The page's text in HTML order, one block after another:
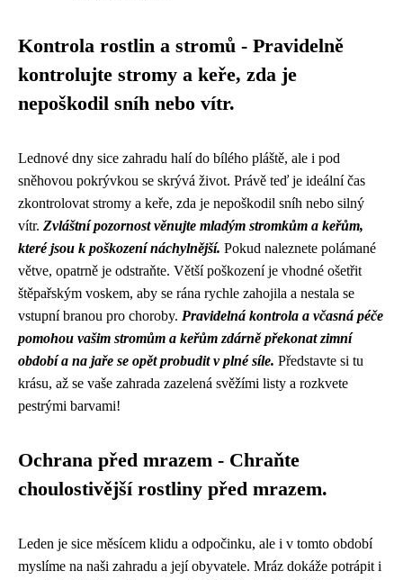
Kontrola rostlin a stromů - Pravidelně
kontrolujte stromy a keře, zda je
nepoškodil sníh nebo vítr.
Lednové dny sice zahradu halí do bílého pláště, ale i pod
sněhovou pokrývkou se skrývá život. Právě teď je ideální čas
zkontrolovat stromy a keře, zda je nepoškodil sníh nebo silný
vítr. Zvláštní pozornost věnujte mladým stromkům a keřům,
které jsou k poškození náchylnější. Pokud naleznete polámané
větve, opatrně je odstraňte. Větší poškození je vhodné ošetřit
štěpařským voskem, aby se rána rychle zahojila a nestala se
vstupní branou pro choroby. Pravidelná kontrola a včasná péče
pomohou vašim stromům a keřům zdárně překonat zimní
období a na jaře se opět probudit v plné síle. Představte si tu
krásu, až se vaše zahrada zazelená svěžími listy a rozkvete
pestrými barvami!
Ochrana před mrazem - Chraňte
choulostivější rostliny před mrazem.
Leden je sice měsícem klidu a odpočinku, ale i v tomto období
myslíme na naši zahradu a její obyvatele. Mráz dokáže potrápit i